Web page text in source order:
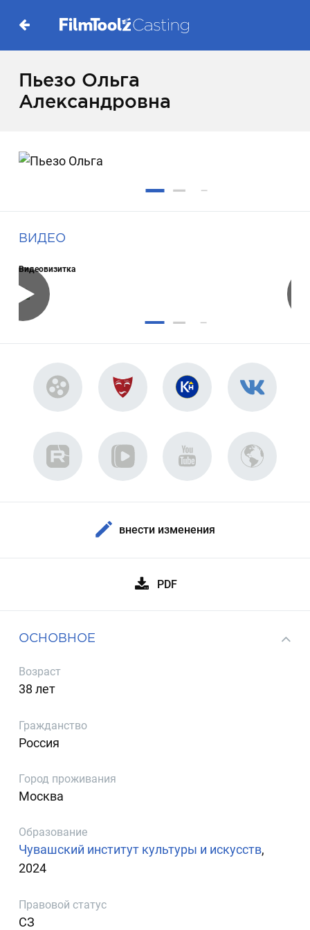
Пьезо Ольга
Александровна
ВИДЕО
Видеовизитка
внести изменения
PDF
ОСНОВНОЕ
Возраст
38 лет
Гражданство
Россия
Город проживания
Москва
Образование
Чувашский институт культуры и искусств,
2024
Правовой статус
СЗ